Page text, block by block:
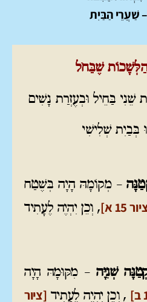
– שַׁעֲרֵי הַבַּיִת
שֶׁבַּחֹל
שֵׁנִי בַּחֵיל וּבְעֶזְרַת נָשִׁים
בְּבַיִת שְׁלִישִׁי
– מְקוֹמָהּ הָיָה בְּשֶׁטַח
15 א] , וְכֵן יִהְיֶה לֶעָתִיד
שְׁנִיָּה – מִקּוּמָהּ הָיָה
, וְכֵן יִהְיֶה לֶעָתִיד [ציור